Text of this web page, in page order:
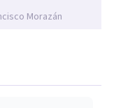
Morazán